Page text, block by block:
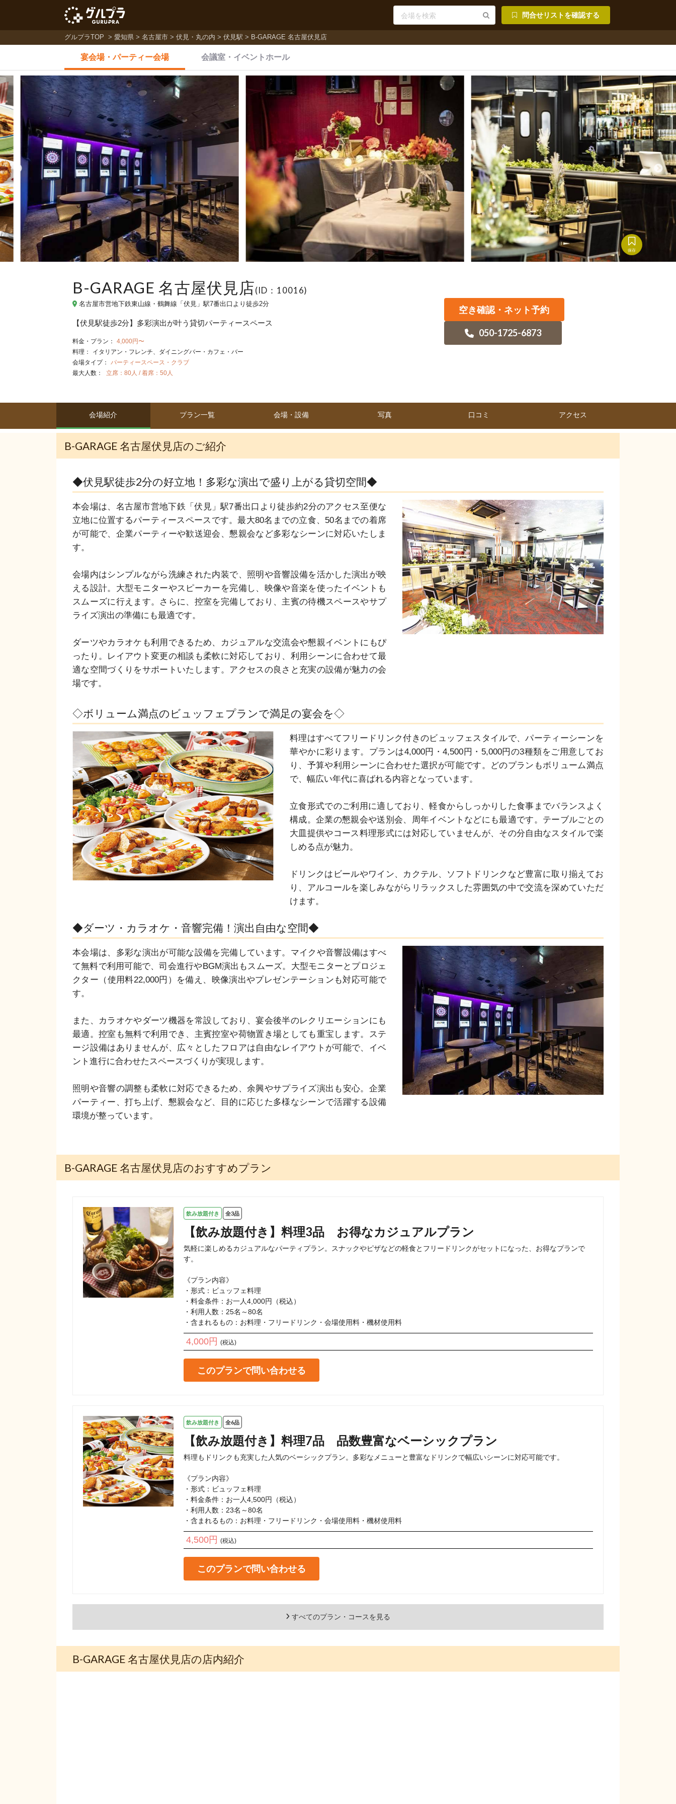
問合せリストを確認する
グルプラTOP 愛知県 名古屋市 伏見・丸の内 伏見駅 B-GARAGE 名古屋伏見店
宴会場・パーティー会場 会議室・ イベントホール
保存
B-GARAGE 名古屋伏見店(ID：10016)
名古屋市営地下鉄東山線・鶴舞線「伏見」駅7番出口より徒歩2分
【伏見駅徒歩2分】多彩演出が叶う貸切パーティースペース
料金・プラン：
4,000円〜
料理：
イタリアン・フレンチ
ダイニングバー・カフェ・バー
会場タイプ：
パーティースペース・クラブ
最大人数：
立席：80人 / 着席：50人
空き確認・ネット予約
050-1725-6873
会場紹介 プラン一覧 会場・設備 写真 口コミ アクセス
B-GARAGE 名古屋伏見店のご紹介
◆伏見駅徒歩2分の好立地！多彩な演出で盛り上がる貸切空間◆
本会場は、名古屋市営地下鉄「伏見」駅7番出口より徒歩約2分のアクセス至便な
立地に位置するパーティースペースです。最大80名までの立食、50名までの着席
が可能で、企業パーティーや歓送迎会、懇親会など多彩なシーンに対応いたしま
す。
会場内はシンプルながら洗練された内装で、照明や音響設備を活かした演出が映
える設計。大型モニターやスピーカーを完備し、映像や音楽を使ったイベントも
スムーズに行えます。さらに、控室を完備しており、主賓の待機スペースやサプ
ライズ演出の準備にも最適です。
ダーツやカラオケも利用できるため、カジュアルな交流会や懇親イベントにもぴ
ったり。レイアウト変更の相談も柔軟に対応しており、利用シーンに合わせて最
適な空間づくりをサポートいたします。アクセスの良さと充実の設備が魅力の会
場です。
◇ボリューム満点のビュッフェプランで満足の宴会を◇
料理はすべてフリードリンク付きのビュッフェスタイルで、パーティーシーンを
華やかに彩ります。プランは4,000円・4,500円・5,000円の3種類をご用意してお
り、予算や利用シーンに合わせた選択が可能です。どのプランもボリューム満点
で、幅広い年代に喜ばれる内容となっています。
立食形式でのご利用に適しており、軽食からしっかりした食事までバランスよく
構成。企業の懇親会や送別会、周年イベントなどにも最適です。テーブルごとの
大皿提供やコース料理形式には対応していませんが、その分自由なスタイルで楽
しめる点が魅力。
ドリンクはビールやワイン、カクテル、ソフトドリンクなど豊富に取り揃えてお
り、アルコールを楽しみながらリラックスした雰囲気の中で交流を深めていただ
けます。
◆ダーツ・カラオケ・音響完備！演出自由な空間◆
本会場は、多彩な演出が可能な設備を完備しています。マイクや音響設備はすべ
て無料で利用可能で、司会進行やBGM演出もスムーズ。大型モニターとプロジェ
クター（使用料22,000円）を備え、映像演出やプレゼンテーションも対応可能で
す。
また、カラオケやダーツ機器を常設しており、宴会後半のレクリエーションにも
最適。控室も無料で利用でき、主賓控室や荷物置き場としても重宝します。ステ
ージ設備はありませんが、広々としたフロアは自由なレイアウトが可能で、イベ
ント進行に合わせたスペースづくりが実現します。
照明や音響の調整も柔軟に対応できるため、余興やサプライズ演出も安心。企業
パーティー、打ち上げ、懇親会など、目的に応じた多様なシーンで活躍する設備
環境が整っています。
B-GARAGE 名古屋伏見店のおすすめプラン
飲み放題付き 全3品
【飲み放題付き】料理3品 お得なカジュアルプラン
気軽に楽しめるカジュアルなパーティプラン。スナックやピザなどの軽食とフリードリンクがセットになった、お得なプランで
す。
《プラン内容》
・形式：ビュッフェ料理
・料金条件：お一人4,000円（税込）
・利用人数：25名～80名
・含まれるもの：お料理・フリードリンク・会場使用料・機材使用料
4,000円 (税込)
このプランで問い合わせる
飲み放題付き 全6品
【飲み放題付き】料理7品 品数豊富なベーシックプラン
料理もドリンクも充実した人気のベーシックプラン。多彩なメニューと豊富なドリンクで幅広いシーンに対応可能です。
《プラン内容》
・形式：ビュッフェ料理
・料金条件：お一人4,500円（税込）
・利用人数：23名～80名
・含まれるもの：お料理・フリードリンク・会場使用料・機材使用料
4,500円 (税込)
このプランで問い合わせる
すべてのプラン・コースを見る
B-GARAGE 名古屋伏見店の店内紹介